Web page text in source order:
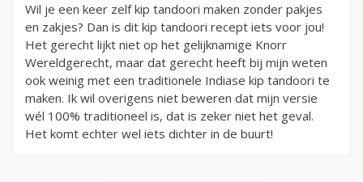
Wil je een keer zelf kip tandoori maken zonder pakjes
en zakjes? Dan is dit kip tandoori recept iets voor jou!
Het gerecht lijkt niet op het gelijknamige Knorr
Wereldgerecht, maar dat gerecht heeft bij mijn weten
ook weinig met een traditionele Indiase kip tandoori te
maken. Ik wil overigens niet beweren dat mijn versie
wél 100% traditioneel is, dat is zeker niet het geval.
Het komt echter wel iets dichter in de buurt!